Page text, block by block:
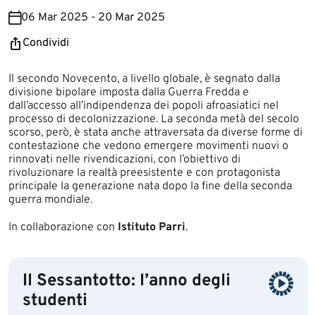
06 Mar 2025 - 20 Mar 2025
Condividi
​​​​​​Il secondo Novecento, a livello globale, è segnato dalla
divisione bipolare imposta dalla Guerra Fredda e
dall’accesso all’indipendenza dei popoli afroasiatici nel
processo di decolonizzazione. La seconda metà del secolo
scorso, però, è stata anche attraversata da diverse forme di
contestazione che vedono emergere movimenti nuovi o
rinnovati nelle rivendicazioni, con l’obiettivo di
rivoluzionare la realtà preesistente e con protagonista
principale la generazione nata dopo la fine della seconda
guerra mondiale.
In collaborazione con Istituto Parri.
Il Sessantotto: l’anno degli
studenti